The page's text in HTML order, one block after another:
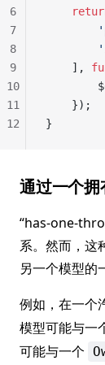
    ],
    });
}
6
7
8
9
10
11
12
通过一个拥
“has-one-
系。然而，这
另一个模型的
例如，在一个
模型可能与一
可能与一个